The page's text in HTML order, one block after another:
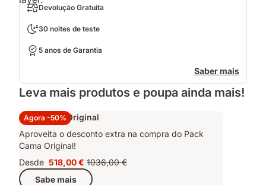
Devolução Gratuita
30 noites de teste
5 anos de Garantia
Saber mais
Leva mais produtos e poupa ainda mais!
Agora -50%
Pack Cama Original
Aproveita o desconto extra na compra do Pack
Cama Original!
Desde Preço
518,00 €
518,00 € Preço
original
1036,00 €
Sabe mais